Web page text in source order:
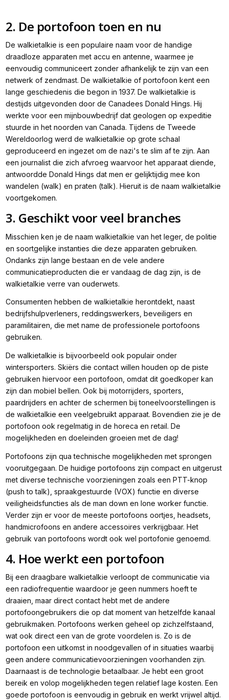
2. De portofoon toen en nu
De walkietalkie is een populaire naam voor de handige
draadloze apparaten met accu en antenne, waarmee je
eenvoudig communiceert zonder afhankelijk te zijn van een
netwerk of zendmast. De walkietalkie of portofoon kent een
lange geschiedenis die begon in 1937. De walkietalkie is
destijds uitgevonden door de Canadees Donald Hings. Hij
werkte voor een mijnbouwbedrijf dat geologen op expeditie
stuurde in het noorden van Canada. Tijdens de Tweede
Wereldoorlog werd de walkietalkie op grote schaal
geproduceerd en ingezet om de nazi's te slim af te zijn. Aan
een journalist die zich afvroeg waarvoor het apparaat diende,
antwoordde Donald Hings dat men er gelijktijdig mee kon
wandelen (walk) en praten (talk). Hieruit is de naam walkietalkie
voortgekomen.
3. Geschikt voor veel branches
Misschien ken je de naam walkietalkie van het leger, de politie
en soortgelijke instanties die deze apparaten gebruiken.
Ondanks zijn lange bestaan en de vele andere
communicatieproducten die er vandaag de dag zijn, is de
walkietalkie verre van ouderwets.
Consumenten hebben de walkietalkie herontdekt, naast
bedrijfshulpverleners, reddingswerkers, beveiligers en
paramilitairen, die met name de professionele portofoons
gebruiken.
De walkietalkie is bijvoorbeeld ook populair onder
wintersporters. Skiërs die contact willen houden op de piste
gebruiken hiervoor een portofoon, omdat dit goedkoper kan
zijn dan mobiel bellen. Ook bij motorrijders, sporters,
paardrijders en achter de schermen bij toneelvoorstellingen is
de walkietalkie een veelgebruikt apparaat. Bovendien zie je de
portofoon ook regelmatig in de horeca en retail. De
mogelijkheden en doeleinden groeien met de dag!
Portofoons zijn qua technische mogelijkheden met sprongen
vooruitgegaan. De huidige portofoons zijn compact en uitgerust
met diverse technische voorzieningen zoals een PTT-knop
(push to talk), spraakgestuurde (VOX) functie en diverse
veiligheidsfuncties als de man down en lone worker functie.
Verder zijn er voor de meeste portofoons oortjes, headsets,
handmicrofoons en andere accessoires verkrijgbaar. Het
gebruik van portofoons wordt ook wel portofonie genoemd.
4. Hoe werkt een portofoon
Bij een draagbare walkietalkie verloopt de communicatie via
een radiofrequentie waardoor je geen nummers hoeft te
draaien, maar direct contact hebt met de andere
portofoongebruikers die op dat moment van hetzelfde kanaal
gebruikmaken. Portofoons werken geheel op zichzelfstaand,
wat ook direct een van de grote voordelen is. Zo is de
portofoon een uitkomst in noodgevallen of in situaties waarbij
geen andere communicatievoorzieningen voorhanden zijn.
Daarnaast is de technologie betaalbaar. Je hebt een groot
bereik en volop mogelijkheden tegen relatief lage kosten. Een
goede portofoon is eenvoudig in gebruik en werkt vrijwel altijd.